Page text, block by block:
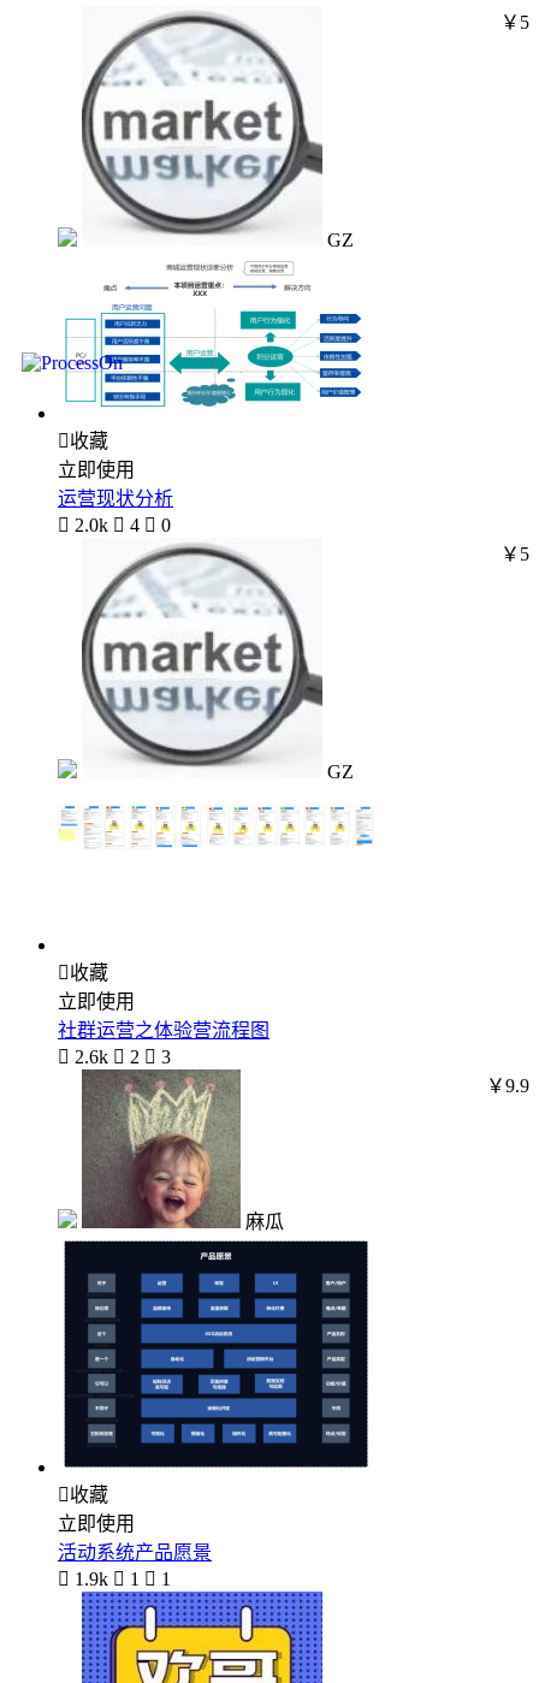
GZ
￥5
收藏
立即使用
运营现状分析
 2.0k  4  0
GZ
￥5
收藏
立即使用
社群运营之体验营流程图
 2.6k  2  3
麻瓜
￥9.9
收藏
立即使用
活动系统产品愿景
 1.9k  1  1